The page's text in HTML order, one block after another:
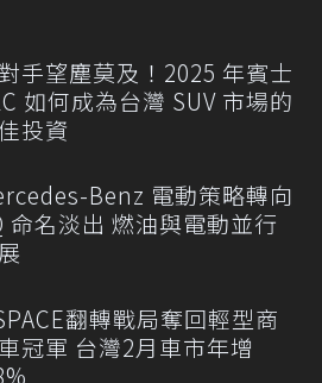
手望塵莫及！2025 年賓士
如何成為台灣 SUV 市場的
投資
Benz 電動策略轉向
命名淡出 燃油與電動並行
翻轉戰局奪回輕型商
冠軍 台灣2月車市年增